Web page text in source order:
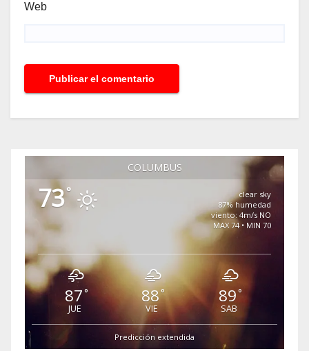
Web
COLUMBUS
73°
clear sky
87% humedad
viento: 4m/s NO
MAX 74 • MIN 70
87°
JUE
88°
VIE
89°
SAB
Predicción extendida